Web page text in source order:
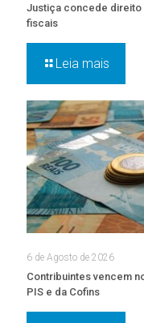
Justiça concede
fiscais
Leia mais
6 de Agosto de 2026
Contribuintes vencem
PIS e da Cofins